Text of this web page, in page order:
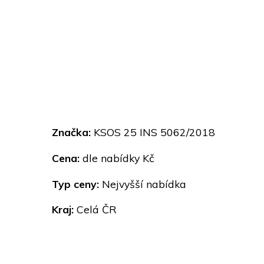
Značka: KSOS 25 INS 5062/2018
Cena: dle nabídky Kč
Typ ceny: Nejvyšší nabídka
Kraj: Celá ČR